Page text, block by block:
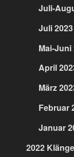
Juli-
Juli
Mai-
April
März
Februar
Januar
2022